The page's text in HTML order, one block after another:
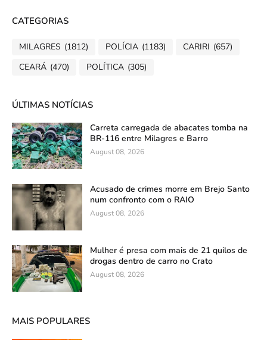
CATEGORIAS
MILAGRES (1812) POLÍCIA (1183) CARIRI (657)
CEARÁ (470) POLÍTICA (305)
ÚLTIMAS NOTÍCIAS
Carreta carregada de abacates tomba na
BR-116 entre Milagres e Barro
August 08, 2026
Acusado de crimes morre em Brejo Santo
num confronto com o RAIO
August 08, 2026
Mulher é presa com mais de 21 quilos de
drogas dentro de carro no Crato
August 08, 2026
MAIS POPULARES